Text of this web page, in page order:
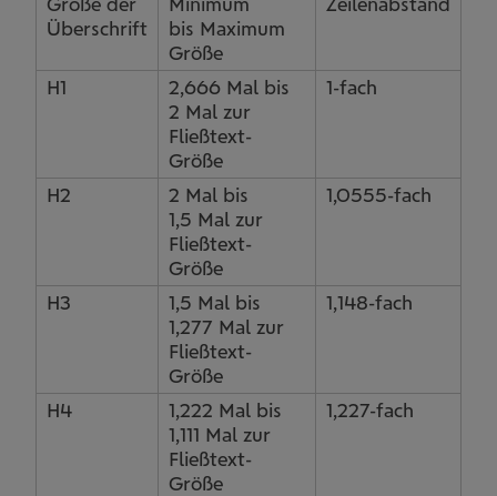
Überschrift
bis Maximum
Größe
H1
2,666 Mal bis
2 Mal zur
Fließtext-
Größe
1-fach
H2
2 Mal bis
1,5 Mal zur
Fließtext-
Größe
1,0555-fach
H3
1,5 Mal bis
1,277 Mal zur
Fließtext-
Größe
1,148-fach
H4
1,222 Mal bis
1,111 Mal zur
Fließtext-
Größe
1,227-fach